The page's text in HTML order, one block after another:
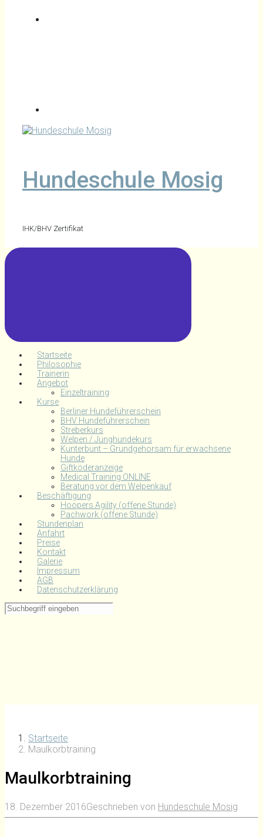
Hundeschule Mosig
IHK/BHV Zertifikat
Startseite
Philosophie
Trainerin
Angebot
Einzeltraining
Kurse
Berliner Hundeführerschein
BHV Hundeführerschein
Streberkurs
Welpen / Junghundekurs
Kunterbunt – Grundgehorsam für erwachsene
Hunde
Giftköderanzeige
Medical Training ONLINE
Beratung vor dem Welpenkauf
Beschäftigung
Hoopers Agility (offene Stunde)
Pachwork (offene Stunde)
Stundenplan
Anfahrt
Preise
Kontakt
Galerie
Impressum
AGB
Datenschutzerklärung
Startseite
Maulkorbtraining
Maulkorbtraining
18. Dezember 2016Geschrieben von Hundeschule Mosig